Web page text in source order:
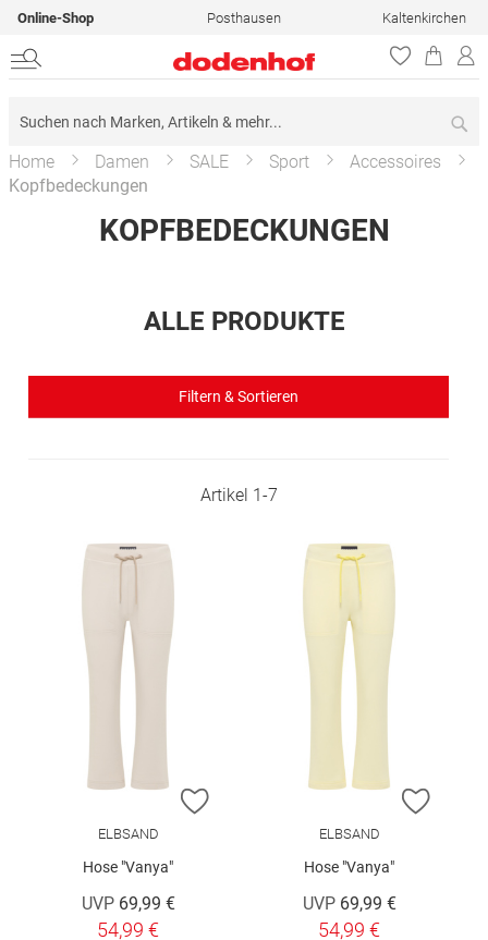
Online-Shop Posthausen Kaltenkirchen
Home Damen SALE Sport
Accessoires
Kopfbedeckungen
KOPFBEDECKUNGEN
ALLE PRODUKTE
Filtern & Sortieren
Artikel 1-7
ZUR WUNSCHLISTE HINZUFÜGEN
ELBSAND
Hose "Vanya"
UVP 69,99 €
54,99 €
ZUR
ELBSAND
Hose "Vanya"
UVP 69,99 €
54,99 €